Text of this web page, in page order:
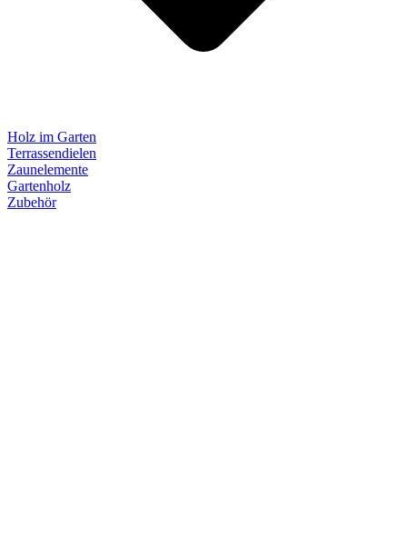
Holz im Garten
Terrassendielen
Zaunelemente
Gartenholz
Zubehör